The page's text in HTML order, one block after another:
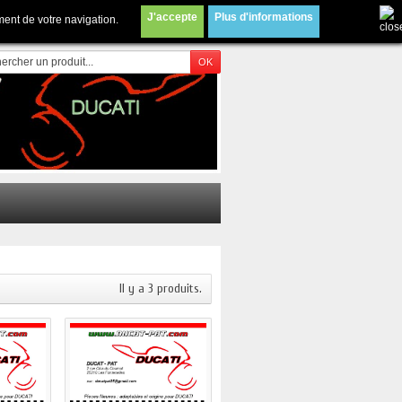
Contactez-nous
de votre navigation. J'accepte Plus d'informations
Il y a 3 produits.